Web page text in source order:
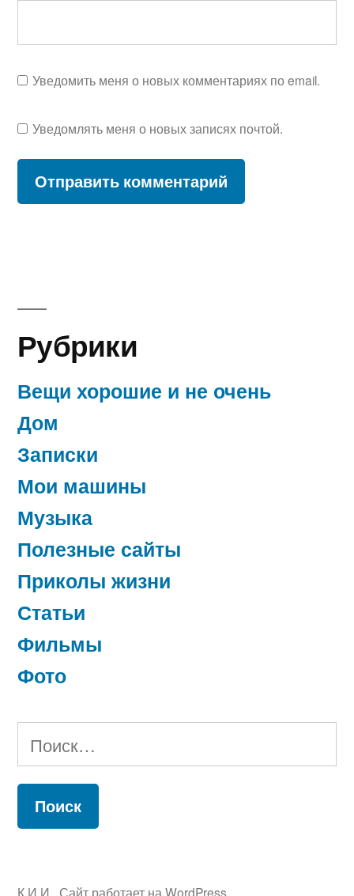
Уведомить меня о новых комментариях по email.
Уведомлять меня о новых записях почтой.
Рубрики
Вещи хорошие и не очень
Дом
Записки
Мои машины
Музыка
Полезные сайты
Приколы жизни
Статьи
Фильмы
Фото
Найти:
К.И.И. Сайт работает на WordPress.